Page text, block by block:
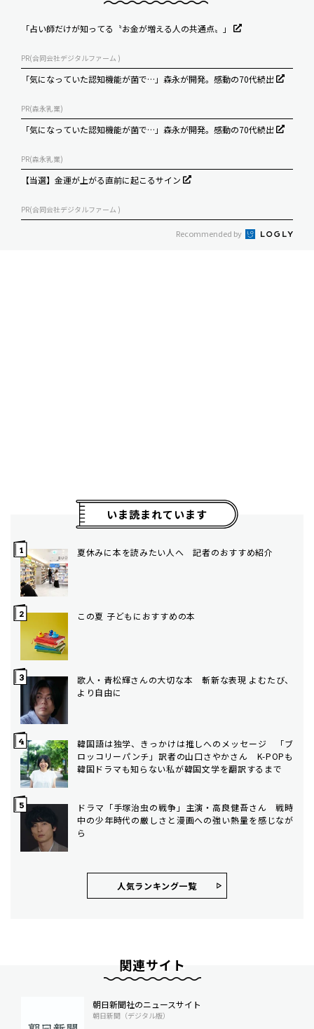
「占い師だけが知ってる〝お金が増える人の共通点〟」
PR(合同会社デジタルファーム )
「気になっていた認知機能が菌で…」森永が開発。感動の70代続出
PR(森永乳業)
「気になっていた認知機能が菌で…」森永が開発。感動の70代続出
PR(森永乳業)
【当選】金運が上がる直前に起こるサイン
PR(合同会社デジタルファーム )
Recommended by
いま読まれています
夏休みに本を読みたい人へ 記者のおすすめ紹介
この夏 子どもにおすすめの本
歌人・青松輝さんの大切な本 斬新な表現 よむたび、
より自由に
韓国語は独学、きっかけは推しへのメッセージ 「ブ
ロッコリーパンチ」訳者の山口さやかさん K-POPも
韓国ドラマも知らない私が韓国文学を翻訳するまで
ドラマ「手塚治虫の戦争」主演・高良健吾さん 戦時
中の少年時代の厳しさと漫画への強い熱量を感じなが
ら
人気ランキング⼀覧
関連サイト
朝日新聞社のニュースサイト
朝日新聞（デジタル版）